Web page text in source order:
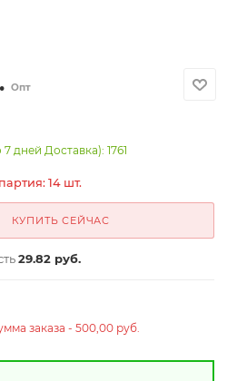
Опт
дней Доставка): 1761
14 шт.
КУПИТЬ СЕЙЧАС
29.82 руб.
заказа - 500,00 руб.